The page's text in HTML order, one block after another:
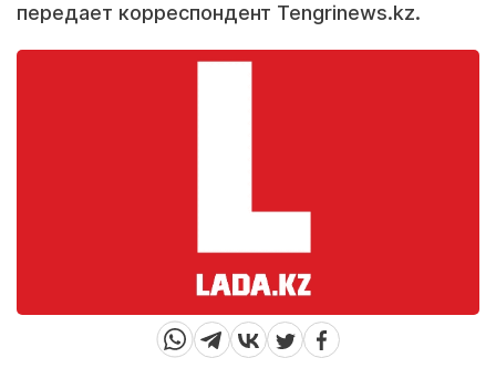
передает корреспондент Tengrinews.kz.